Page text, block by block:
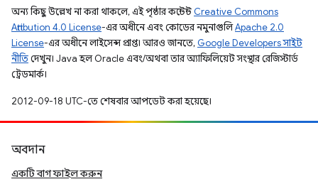
অন্য কিছু উল্লেখ না করা থাকলে, এই পৃষ্ঠার কন্টেন্ট Creative Commons
Attribution 4.0 License-এর অধীনে এবং কোডের নমুনাগুলিApache 2.0
License-এর অধীনে লাইসেন্স প্রাপ্ত। আরও জানতে, Google Developers সাইট
নীতিদেখুন। Java হল Oracle এবং/অথবা তার অ্যাফিলিয়েট সংস্থার রেজিস্টার্ড
ট্রেডমার্ক।
2012-09-18 UTC-তে শেষবার আপডেট করা হয়েছে।
অবদান
একটি বাগ ফাইল করুন